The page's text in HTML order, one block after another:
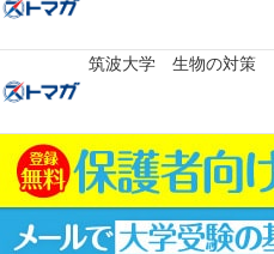
筑波大学 生物の対策